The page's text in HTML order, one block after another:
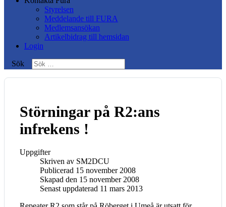
Styrelsen
Meddelande till FURA
Medlemsansökan
Artikelbidrag till hemsidan
Login
Sök
Störningar på R2:ans
infrekens !
Uppgifter
Skriven av SM2DCU
Publicerad 15 november 2008
Skapad den 15 november 2008
Senast uppdaterad 11 mars 2013